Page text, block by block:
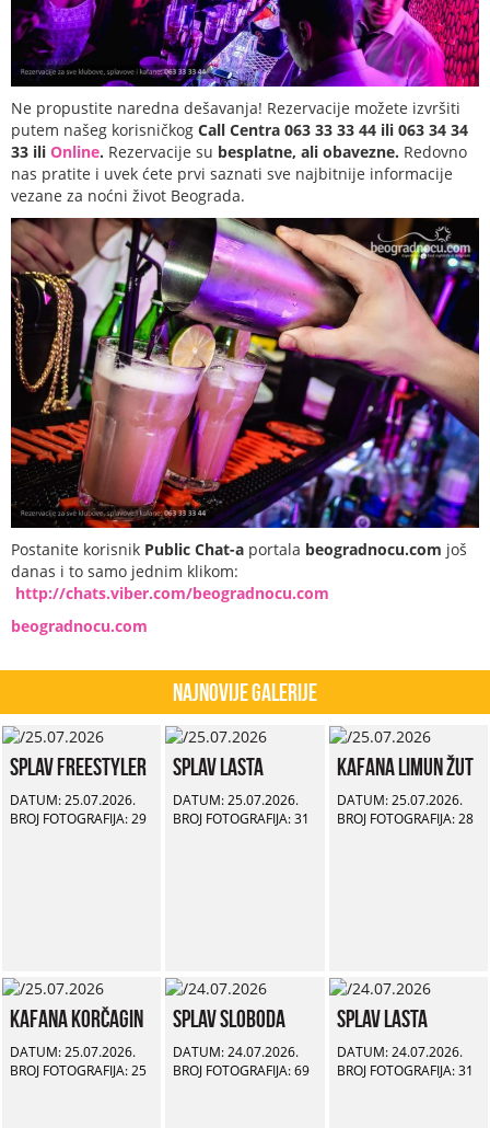
Ne propustite naredna dešavanja! Rezervacije možete izvršiti
putem našeg korisničkog Call Centra 063 33 33 44 ili 063 34 34
33 ili Online. Rezervacije su besplatne, ali obavezne. Redovno
nas pratite i uvek ćete prvi saznati sve najbitnije informacije
vezane za noćni život Beograda.
Postanite korisnik Public Chat-a portala beogradnocu.com još
danas i to samo jednim klikom:
http://chats.viber.com/beogradnocu.com
beogradnocu.com
Najnovije Galerije
Splav Freestyler
DATUM: 25.07.2026.
BROJ FOTOGRAFIJA: 29
Splav Lasta
DATUM: 25.07.2026.
BROJ FOTOGRAFIJA: 31
Kafana Limun Žut
DATUM: 25.07.2026.
BROJ FOTOGRAFIJA: 28
Kafana Korčagin
DATUM: 25.07.2026.
BROJ FOTOGRAFIJA: 25
Splav Sloboda
DATUM: 24.07.2026.
BROJ FOTOGRAFIJA: 69
Splav Lasta
DATUM: 24.07.2026.
BROJ FOTOGRAFIJA: 31